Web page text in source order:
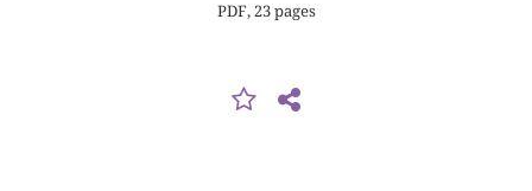
PDF, 23 pages